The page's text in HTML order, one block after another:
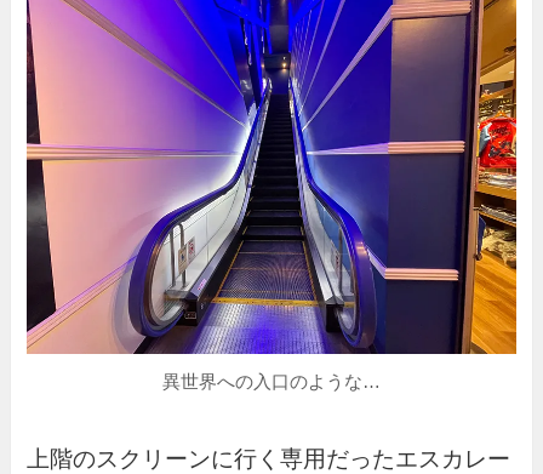
異世界への入口のような…
上階のスクリーンに行く専用だったエスカレー